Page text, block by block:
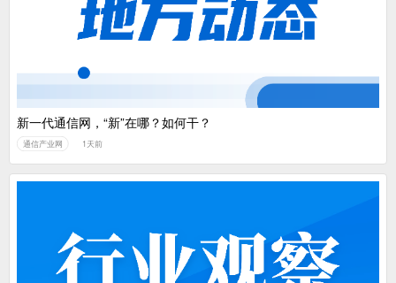
新一代通信网，“新”在哪？如何干？
通信产业网 1天前